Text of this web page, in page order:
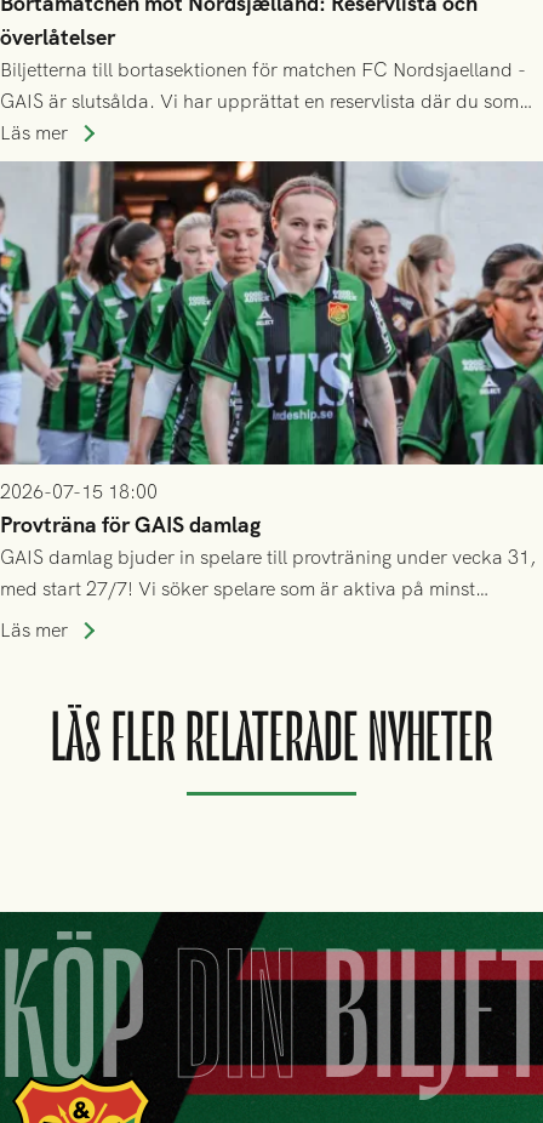
överlåtelser
Biljetterna till bortasektionen för matchen FC Nordsjaelland -
GAIS är slutsålda. Vi har upprättat en reservlista där du som
ännu inte har någon biljett kan anmäla ditt intresse. Du kan
inte själv överlåta din biljett till någon annan.
Läs mer
2026-07-15 18:00
Provträna för GAIS damlag
GAIS damlag bjuder in spelare till provträning under vecka 31,
med start 27/7! Vi söker spelare som är aktiva på minst
division 3-nivå.
Läs mer
LÄS FLER RELATERADE NYHETER
KÖPDIN